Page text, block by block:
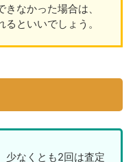
なかった場合は、
といいでしょう。
少なくとも2回は査定